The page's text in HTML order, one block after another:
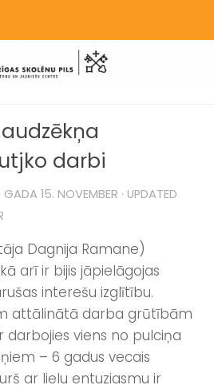
darbi
GADA 15. NOVEMBER · UPDATED
Dagnija Ramane)
arī ir bijis jāpielāgojas
interešu izglītību.
attālinātā darba grūtībām
darbojies viens no pulciņa
– 6 gadus vecais
ar lielu entuziasmu ir